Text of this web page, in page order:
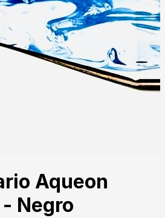
Aqueon
Negro